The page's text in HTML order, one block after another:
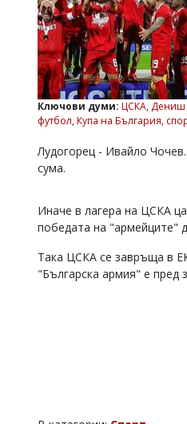
Управители:
Веселин
Василев,
v.vasilev@flagman.bg
Касабова,
k.kassabova@flagman.bg
редактор:
office@flagman.bg
статиите
Ключови думи: ЦСКА, Дениш
футбол, Купа на България,
Лудогорец - Ивайло
сума.
Иначе в лагера на ЦСКА
победата на "армейците"
Така ЦСКА се завръща в
"Българска армия" е пред